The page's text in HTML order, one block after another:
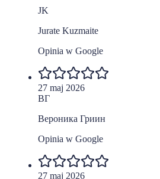
JK
Jurate Kuzmaite
Opinia w Google
27 maj 2026
ВГ
Вероника Гриин
Opinia w Google
27 maj 2026